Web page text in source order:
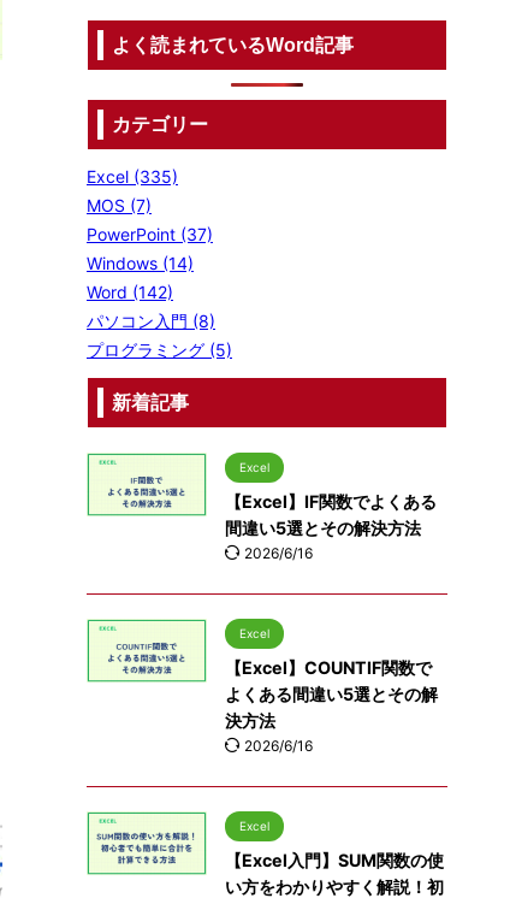
よく読まれているWord記事
カテゴリー
Excel (335)
MOS (7)
PowerPoint (37)
Windows (14)
Word (142)
パソコン入門 (8)
プログラミング (5)
新着記事
Excel
【Excel】IF関数でよくある
間違い5選とその解決方法
2026/6/16
Excel
【Excel】COUNTIF関数で
よくある間違い5選とその解
決方法
2026/6/16
Excel
【Excel入門】SUM関数の使
い方をわかりやすく解説！初